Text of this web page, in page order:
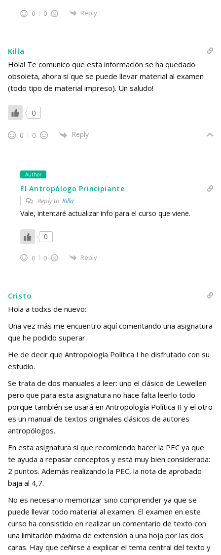
0 0 Reply
Killa
Hola! Te comunico que esta información se ha quedado
obsoleta, ahora sí que se puede llevar material al examen
(todo tipo de material impreso). Un saludo!
0
0 0 Reply
Author
El Antropólogo Principiante
Reply to Killa
Vale, intentaré actualizar info para el curso que viene.
0
0 0 Reply
Cristo
Hola a todxs de nuevo:
Una vez más me encuentro aquí comentando una asignatura
que he podido superar.
He de decir que Antropología Política I he disfrutado con su
estudio.
Se trata de dos manuales a leer: uno el clásico de Lewellen
pero que para esta asignatura no hace falta leerlo todo
porque también se usará en Antropología Política II y el otro
es un manual de textos originales clásicos de autores
antropólogos.
En esta asignatura sí que recomiendo hacer la PEC ya que
te ayuda a repasar conceptos y está muy bien considerada:
2 puntos. Además realizando la PEC, la nota de aprobado
baja al 4,7.
No es necesario memorizar sino comprender ya que se
puede llevar todo material al examen. El examen en este
curso ha consistido en realizar un comentario de texto con
una limitación máxima de extensión a una hoja por las dos
caras. Hay que ceñirse a explicar el tema central del texto y